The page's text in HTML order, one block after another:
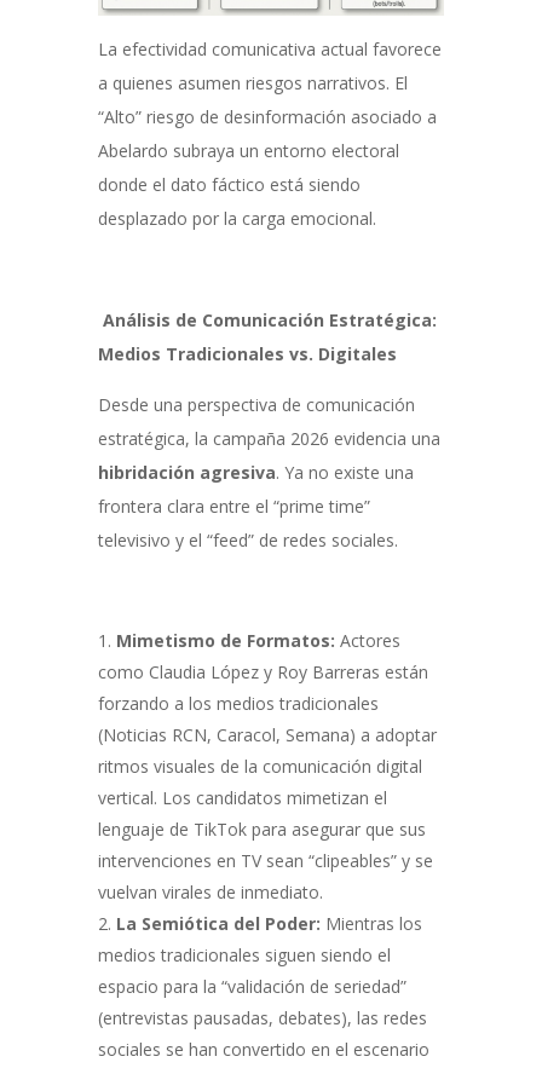
La efectividad comunicativa actual favorece
a quienes asumen riesgos narrativos. El
“Alto” riesgo de desinformación asociado a
Abelardo subraya un entorno electoral
donde el dato fáctico está siendo
desplazado por la carga emocional.
Análisis de Comunicación Estratégica:
Medios Tradicionales vs. Digitales
Desde una perspectiva de comunicación
estratégica, la campaña 2026 evidencia una
hibridación agresiva. Ya no existe una
frontera clara entre el “prime time”
televisivo y el “feed” de redes sociales.
Mimetismo de Formatos: Actores
como Claudia López y Roy Barreras están
forzando a los medios tradicionales
(Noticias RCN, Caracol, Semana) a adoptar
ritmos visuales de la comunicación digital
vertical. Los candidatos mimetizan el
lenguaje de TikTok para asegurar que sus
intervenciones en TV sean “clipeables” y se
vuelvan virales de inmediato.
La Semiótica del Poder: Mientras los
medios tradicionales siguen siendo el
espacio para la “validación de seriedad”
(entrevistas pausadas, debates), las redes
sociales se han convertido en el escenario